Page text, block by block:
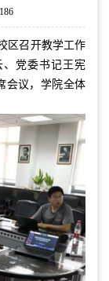
186
区召开教学工作
党委书记王宪
会议，学院全体